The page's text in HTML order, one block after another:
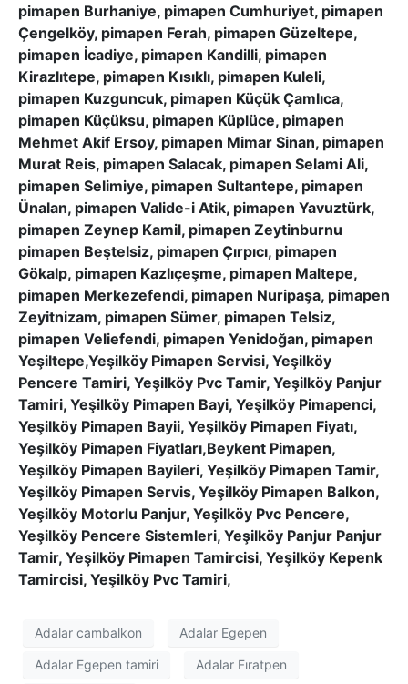
pimapen Burhaniye, pimapen Cumhuriyet, pimapen
Çengelköy, pimapen Ferah, pimapen Güzeltepe,
pimapen İcadiye, pimapen Kandilli, pimapen
Kirazlıtepe, pimapen Kısıklı, pimapen Kuleli,
pimapen Kuzguncuk, pimapen Küçük Çamlıca,
pimapen Küçüksu, pimapen Küplüce, pimapen
Mehmet Akif Ersoy, pimapen Mimar Sinan, pimapen
Murat Reis, pimapen Salacak, pimapen Selami Ali,
pimapen Selimiye, pimapen Sultantepe, pimapen
Ünalan, pimapen Valide-i Atik, pimapen Yavuztürk,
pimapen Zeynep Kamil, pimapen Zeytinburnu
pimapen Beştelsiz, pimapen Çırpıcı, pimapen
Gökalp, pimapen Kazlıçeşme, pimapen Maltepe,
pimapen Merkezefendi, pimapen Nuripaşa, pimapen
Zeyitnizam, pimapen Sümer, pimapen Telsiz,
pimapen Veliefendi, pimapen Yenidoğan, pimapen
Yeşiltepe,Yeşilköy Pimapen Servisi, Yeşilköy
Pencere Tamiri, Yeşilköy Pvc Tamir, Yeşilköy Panjur
Tamiri, Yeşilköy Pimapen Bayi, Yeşilköy Pimapenci,
Yeşilköy Pimapen Bayii, Yeşilköy Pimapen Fiyatı,
Yeşilköy Pimapen Fiyatları,Beykent Pimapen,
Yeşilköy Pimapen Bayileri, Yeşilköy Pimapen Tamir,
Yeşilköy Pimapen Servis, Yeşilköy Pimapen Balkon,
Yeşilköy Motorlu Panjur, Yeşilköy Pvc Pencere,
Yeşilköy Pencere Sistemleri, Yeşilköy Panjur Panjur
Tamir, Yeşilköy Pimapen Tamircisi, Yeşilköy Kepenk
Tamircisi, Yeşilköy Pvc Tamiri,
Adalar cambalkon Adalar Egepen
Adalar Egepen tamiri Adalar Fıratpen